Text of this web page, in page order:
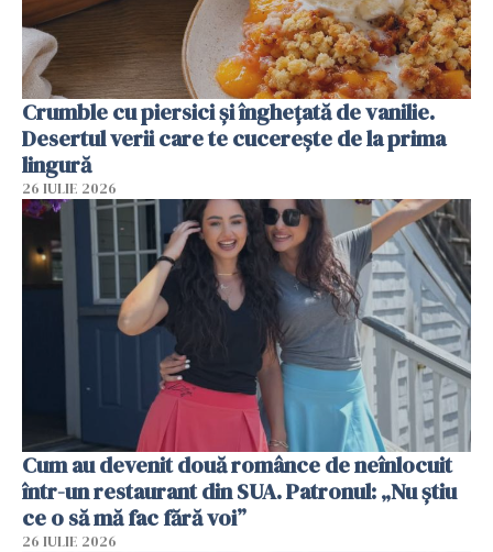
Crumble cu piersici și înghețată de vanilie.
Desertul verii care te cucerește de la prima
lingură
26 IULIE 2026
Cum au devenit două românce de neînlocuit
într-un restaurant din SUA. Patronul: „Nu știu
ce o să mă fac fără voi”
26 IULIE 2026